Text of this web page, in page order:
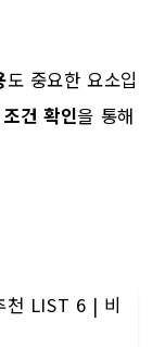
도 중요한 요소입
건 확인을 통해